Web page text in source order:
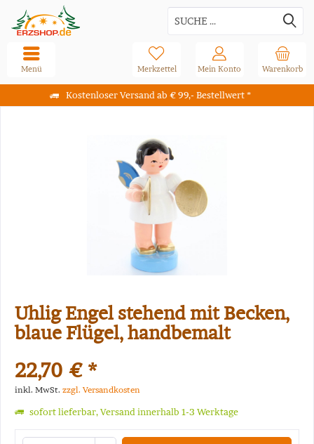
Kostenloser Versand ab € 99,- Bestellwert *
Warenkorb
Merkzettel Mein Konto
Menü
Uhlig Engel stehend mit Becken,
blaue Flügel, handbemalt
22,70 € *
inkl. MwSt. zzgl. Versandkosten
sofort lieferbar, Versand innerhalb 1-3 Werktage